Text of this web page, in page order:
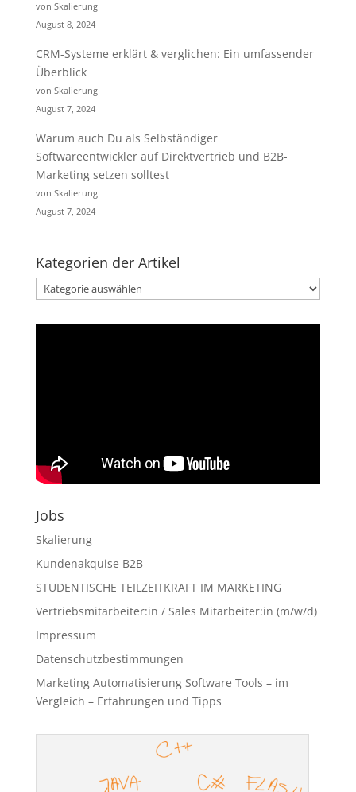
von Skalierung
August 8, 2024
CRM-Systeme erklärt & verglichen: Ein umfassender
Überblick
von Skalierung
August 7, 2024
Warum auch Du als Selbständiger
Softwareentwickler auf Direktvertrieb und B2B-
Marketing setzen solltest
von Skalierung
August 7, 2024
Kategorien der Artikel
Kategorien
der
Artikel
Jobs
Skalierung
Kundenakquise B2B
STUDENTISCHE TEILZEITKRAFT IM MARKETING
Vertriebsmitarbeiter:in / Sales Mitarbeiter:in (m/w/d)
Impressum
Datenschutzbestimmungen
Marketing Automatisierung Software Tools – im
Vergleich – Erfahrungen und Tipps